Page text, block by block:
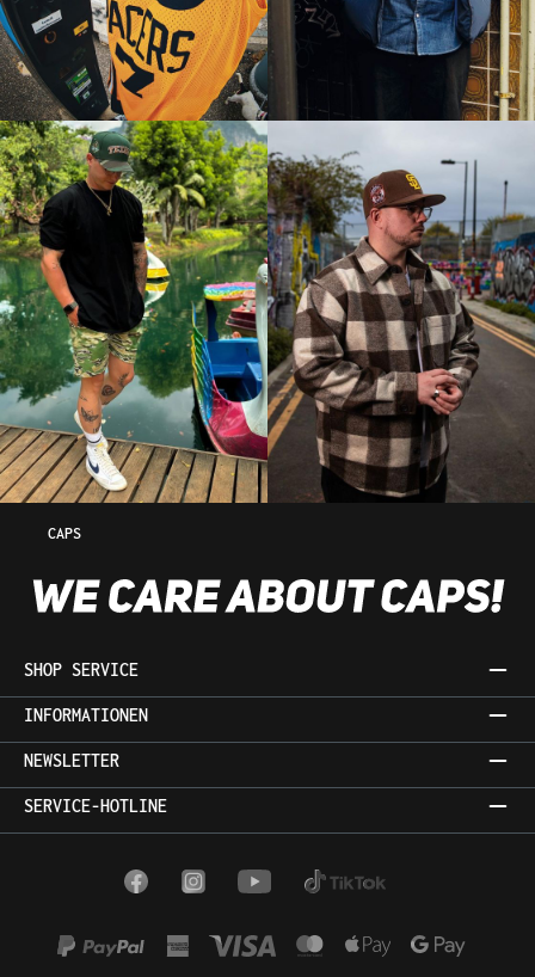
CAPS
SHOP SERVICE
INFORMATIONEN
NEWSLETTER
SERVICE-HOTLINE